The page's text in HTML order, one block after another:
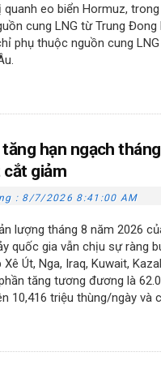
eo biển Hormuz,
cung LNG từ Trung
phụ thuộc nguồn cung
tăng hạn ngạch
giảm
: 8/7/2026 8:41:00 AM
lượng tháng 8 năm 2026
quốc gia vẫn chịu sự ràng
Xê Út, Nga, Iraq, Kuwait,
tăng tương đương là
10,416 triệu thùng/ngày